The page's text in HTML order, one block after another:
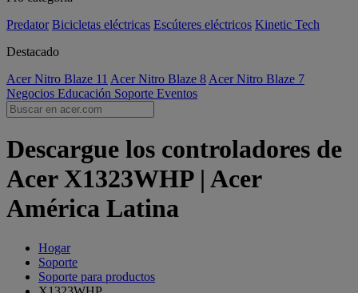
Predator Bicicletas eléctricas Escúteres eléctricos Kinetic Tech
Destacado
Acer Nitro Blaze 11 Acer Nitro Blaze 8 Acer Nitro Blaze 7
Negocios Educación Soporte Eventos
Descargue los controladores de
Acer X1323WHP | Acer
América Latina
Hogar
Soporte
Soporte para productos